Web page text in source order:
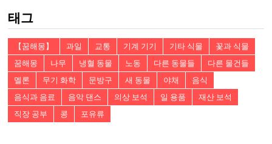
태그
【꿈해몽】 과일 교통 기계 기기 기타 식물
꽃과 식물
꿈해몽
나무 냉혈 동물 노동 다른 동물들
다른 물건들
멜론
무기 화학 문방구 새 동물 야채
음식
음식과 음료
음악 댄스 의상 보석 일 용품
재산 보석
직장 공부
콩 포유류